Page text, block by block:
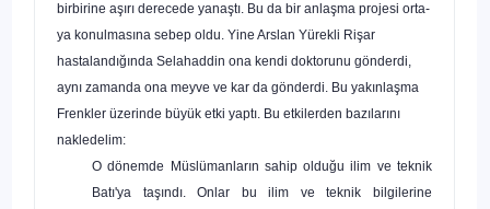
birbirine aşırı derecede yanaştı. Bu da bir anlaşma projesi orta­
ya konulmasına sebep oldu. Yine Arslan Yürekli Rişar
hastalandığında Selahaddin ona kendi doktorunu gönderdi,
aynı zamanda ona meyve ve kar da gönderdi. Bu yakınlaşma
Frenkler üzerinde büyük etki yaptı. Bu etkilerden bazılarını
nakledelim:
O dönemde Müslümanların sahip olduğu ilim ve teknik
Batı'ya taşındı. On­lar bu ilim ve teknik bilgilerine